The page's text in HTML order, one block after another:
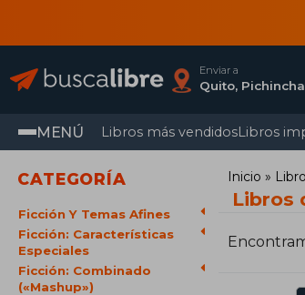
Enviar a
Quito, Pichincha
MENÚ Libros más vendidosLibros
CATEGORÍA
Ficción Y Temas Afines
Ficción: Características
Especiales
Ficción: Combinado
(«Mashup»)
Inicio
Libros